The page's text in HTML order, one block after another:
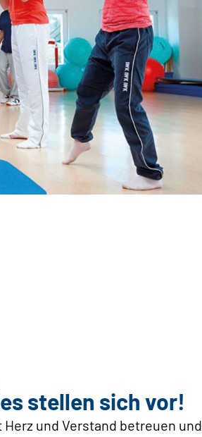
stellen sich vor!
und Verstand betreuen und